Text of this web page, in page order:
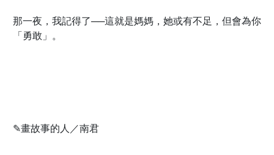
那一夜，我記得了──這就是媽媽，她或有不足，但會為你
「勇敢」。
✎畫故事的人／南君